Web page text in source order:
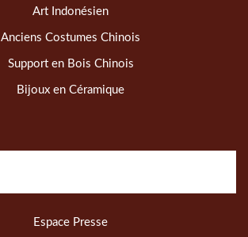
Art Indonésien
Anciens Costumes Chinois
Support en Bois Chinois
Bijoux en Céramique
Espace Presse